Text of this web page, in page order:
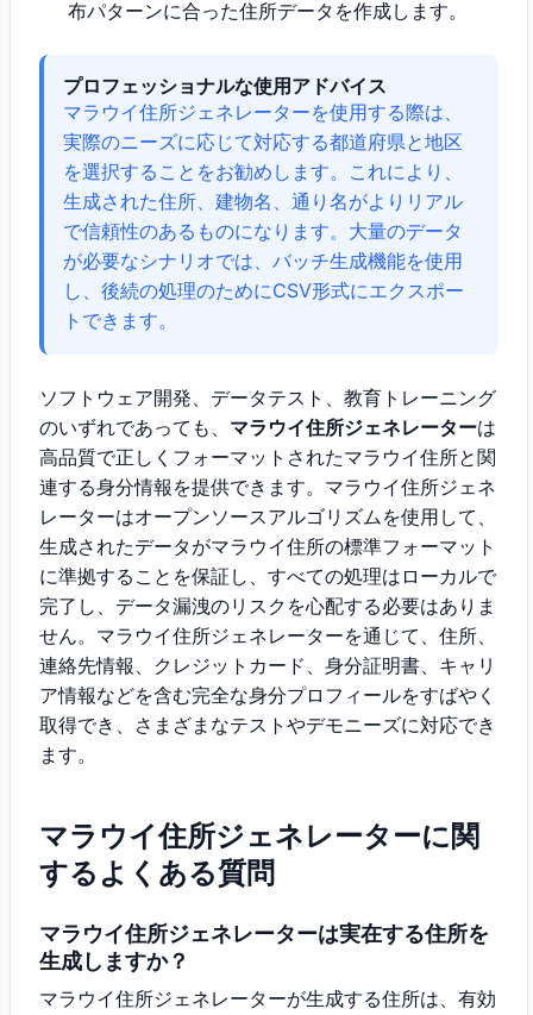
布パターンに合った住所データを作成します。
プロフェッショナルな使用アドバイス
マラウイ住所ジェネレーターを使用する際は、
実際のニーズに応じて対応する都道府県と地区
を選択することをお勧めします。これにより、
生成された住所、建物名、通り名がよりリアル
で信頼性のあるものになります。大量のデータ
が必要なシナリオでは、バッチ生成機能を使用
し、後続の処理のためにCSV形式にエクスポー
トできます。
ソフトウェア開発、データテスト、教育トレーニング
のいずれであっても、 マラウイ住所ジェネレーターは
高品質で正しくフォーマットされたマラウイ住所と関
連する身分情報を提供できます。マラウイ住所ジェネ
レーターはオープンソースアルゴリズムを使用して、
生成されたデータがマラウイ住所の標準フォーマット
に準拠することを保証し、すべての処理はローカルで
完了し、データ漏洩のリスクを心配する必要はありま
せん。マラウイ住所ジェネレーターを通じて、住所、
連絡先情報、クレジットカード、身分証明書、キャリ
ア情報などを含む完全な身分プロフィールをすばやく
取得でき、さまざまなテストやデモニーズに対応でき
ます。
マラウイ住所ジェネレーターに関
するよくある質問
マラウイ住所ジェネレーターは実在する住所を
生成しますか？
マラウイ住所ジェネレーターが生成する住所は、有効